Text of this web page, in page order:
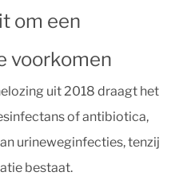
om een
voorkomen
uit 2018 draagt het
of antibiotica,
urineweginfecties, tenzij
bestaat.